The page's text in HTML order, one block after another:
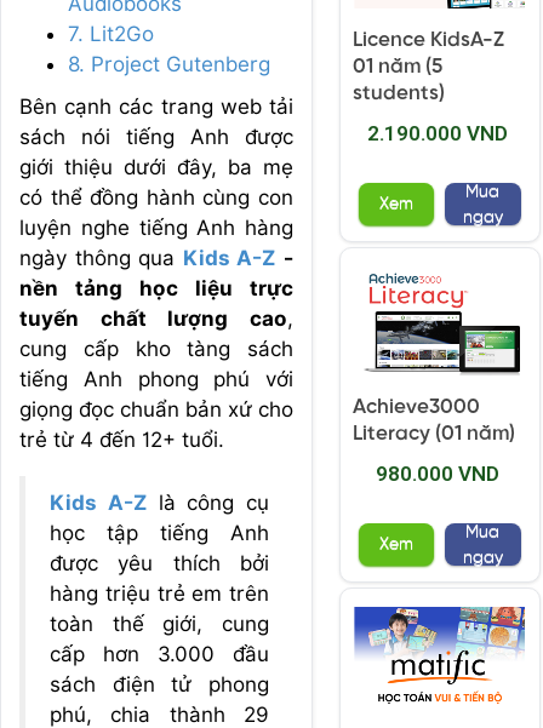
7. Lit2Go
8. Project Gutenberg
Bên cạnh các trang web tải
sách nói tiếng Anh được
giới thiệu dưới đây, ba mẹ
có thể đồng hành cùng con
luyện nghe tiếng Anh hàng
ngày thông qua Kids A-Z -
nền tảng học liệu trực
tuyến chất lượng cao,
cung cấp kho tàng sách
tiếng Anh phong phú với
giọng đọc chuẩn bản xứ cho
trẻ từ 4 đến 12+ tuổi.
Kids A-Zlà công cụ
học tập tiếng Anh
được yêu thích bởi
hàng triệu trẻ em trên
toàn thế giới, cung
cấp hơn 3.000 đầu
sách điện tử phong
phú, chia thành 29
Licence KidsA-Z
01 năm (5
students)
2.190.000 VND
Xem
Mua
ngay
Achieve3000
Literacy (01 năm)
980.000 VND
Xem
Mua
ngay